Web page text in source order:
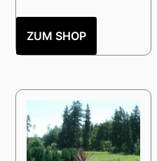
ZUM SHOP